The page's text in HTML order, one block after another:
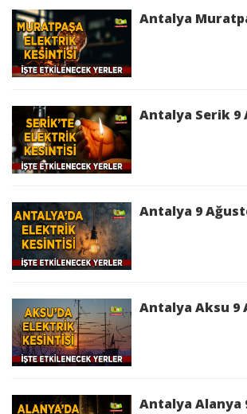
Antalya
Antalya Serik
Antalya 9
Antalya Aksu 9
Antalya Alanya